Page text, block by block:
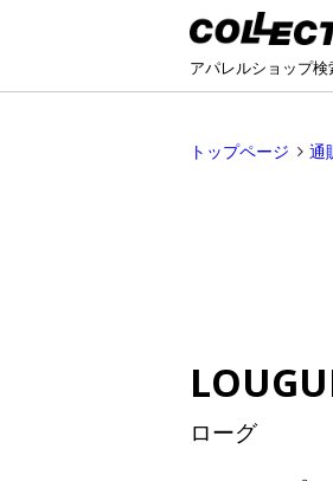
アパレルショップ検
トップページ 通
ローグ